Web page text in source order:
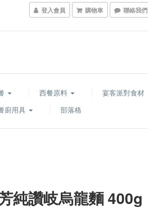
登入會員 購物車 聯絡我們
西餐原料
宴客派對食材
廚用具 部落格
純讚岐烏龍麵 400g